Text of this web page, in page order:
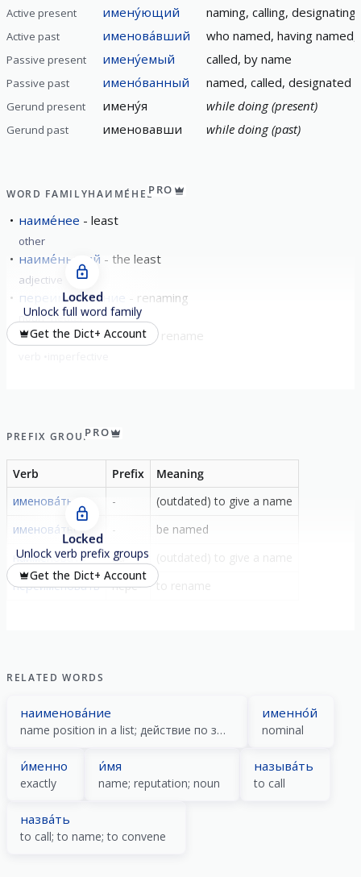
Active present имену́ющий naming, calling, designating
Active past именова́вший who named, having
Passive present имену́емый called, by name
Passive past имено́ванный named, called, designated
Gerund present имену́я while doing (present)
Gerund past именовавши while doing (past)
WORD FAMILYНАИМЕ́НЕЕPRO
наиме́нее least
other
наиме́ньший the least
adjective
переименова́ние renaming
noun neuter
переимено́вывать to rename
Locked
Unlock full word family
Get the Dict+ Account
PREFIX GROUPPRO
Verb Prefix
Meaning
именова́ть
-
(outdated) to give a name
именова́ться
-
be named
наименова́ть
на-
переименова́ть
пере- to rename
Locked
Unlock verb prefix groups
Get the Dict+ Account
RELATED WORDS
наименова́ние
name position in a list; действие по значению гл наименовать
именно́й
nominal
и́менно
exactly
и́мя
name; reputation; noun
называ́ть
to call
назва́ть
to call; to name; to convene